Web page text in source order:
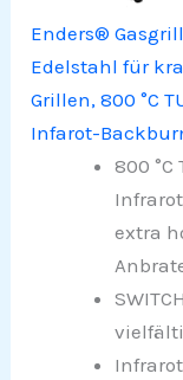
Enders®
Edelstahl für
Grillen, 800 °C
Infarot-
800 °C
extra